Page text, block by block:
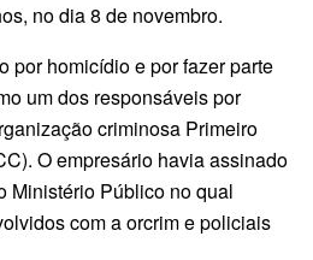
no dia 8 de novembro.
por homicídio e por fazer parte
um dos responsáveis por
criminosa Primeiro
O empresário havia assinado
Ministério Público no qual
com a orcrim e policiais